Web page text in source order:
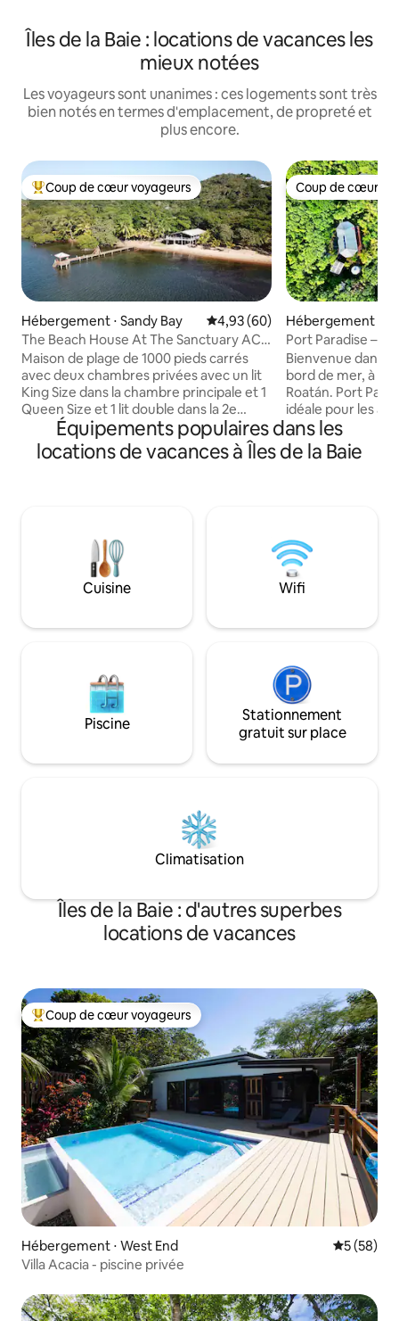
Îles de la Baie : locations de vacances les
mieux notées
Les voyageurs sont unanimes : ces logements sont très
bien notés en termes d'emplacement, de propreté et
plus encore.
Coups de cœur voyageurs les plus appréciés
Coup de cœur voyageurs
Hébergement ⋅ Sandy Bay Évaluation moyenne sur la
4,93 (60)
The Beach House At The Sanctuary AC
Dock Kayak (maison de plage)
Maison de plage de 1000 pieds carrés
avec deux chambres privées avec un lit
King Size dans la chambre principale et 1
Queen Size et 1 lit double dans la 2e
chambre, et deux salles de bains. Il y a
aussi deux canapés convertibles dans le
séjour, ce qui fait 5 couchages dans les
couchers de soleil de Sandy Bay. *
Remarque : nous exigeons un séjour
minimum de 5 nuits en haute saison, qui
commence fin novembre et se termine
les réservations en basse saison
Coup de cœur
Coup de cœur
Hébergement ⋅
Port Paradise –
plage privée et
Bienvenue dans
bord de mer, à
Roatán. Port
idéale pour les
offre un accès
plongée sous-
d’exception près
de la
Fi rapide, d'une
et de conseils
une aventure
saisonnières⭑
Équipements populaires dans les
locations de vacances à Îles de la Baie
Cuisine Wifi
Piscine
Stationnement
gratuit sur place
Climatisation
Îles de la Baie : d'autres superbes
locations de vacances
Coups de cœur voyageurs les plus appréciés
Coup de cœur voyageurs
Hébergement ⋅ West End
5 (58)
Villa Acacia - piscine privée